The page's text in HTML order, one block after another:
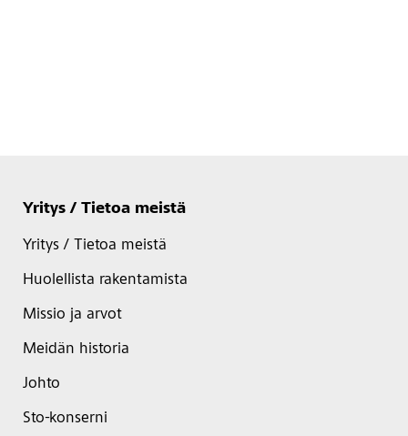
Yritys / Tietoa meistä
Yritys / Tietoa meistä
Huolellista rakentamista
Missio ja arvot
Meidän historia
Johto
Sto-konserni